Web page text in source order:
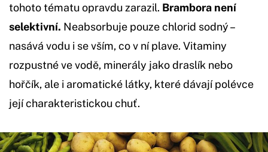
tohoto tématu opravdu zarazil. Brambora není
selektivní. Neabsorbuje pouze chlorid sodný –
nasává vodu i se vším, co v ní plave. Vitaminy
rozpustné ve vodě, minerály jako draslík nebo
hořčík, ale i aromatické látky, které dávají polévce
její charakteristickou chuť.